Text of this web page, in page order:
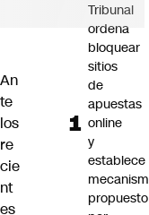
An
te
los
re
cie
nt
es
Tribunal
ordena
bloquear
sitios
de
apuestas
online
y
establece
propuesto